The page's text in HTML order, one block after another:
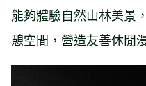
能夠體驗自然山林美景
憩空間，營造友善休閒